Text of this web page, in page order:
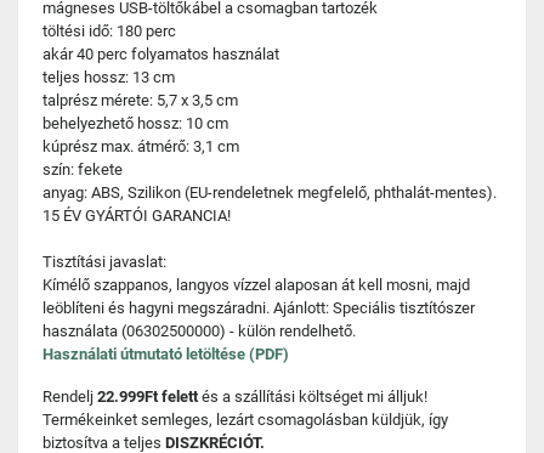
mágneses USB-töltőkábel a csomagban tartozék
töltési idő: 180 perc
akár 40 perc folyamatos használat
teljes hossz: 13 cm
talprész mérete: 5,7 x 3,5 cm
behelyezhető hossz: 10 cm
kúprész max. átmérő: 3,1 cm
szín: fekete
anyag: ABS, Szilikon (EU-rendeletnek megfelelő, phthalát-mentes).
15 ÉV GYÁRTÓI GARANCIA!
Tisztítási javaslat:
Kímélő szappanos, langyos vízzel alaposan át kell mosni, majd
leöblíteni és hagyni megszáradni. Ajánlott: Speciális tisztítószer
használata (06302500000) - külön rendelhető.
Használati útmutató letöltése (PDF)
Rendelj 22.999Ft felettés a szállítási költséget mi álljuk!
Termékeinket semleges, lezárt csomagolásban küldjük, így
biztosítva a teljes DISZKRÉCIÓT.